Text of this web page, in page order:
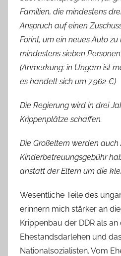
Familien, die mindestens
Anspruch auf einen
Forint, um ein neues Auto
mindestens sieben
(Anmerkung: in Ungarn ist
es handelt sich um 7.962 €)
Die Regierung wird in drei
Krippenplätze schaffen.
Die Großeltern werden
Kinderbetreuungsgebühr
anstatt der Eltern um die
Wesentliche Teile des
erinnern mich stärker an
Krippenbau der DDR als an
Ehestandsdarlehen und
Nationalsozialisten. Vom